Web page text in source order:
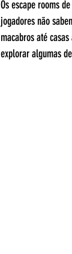
Os escape rooms
jogadores não
macabros até
explorar algumas